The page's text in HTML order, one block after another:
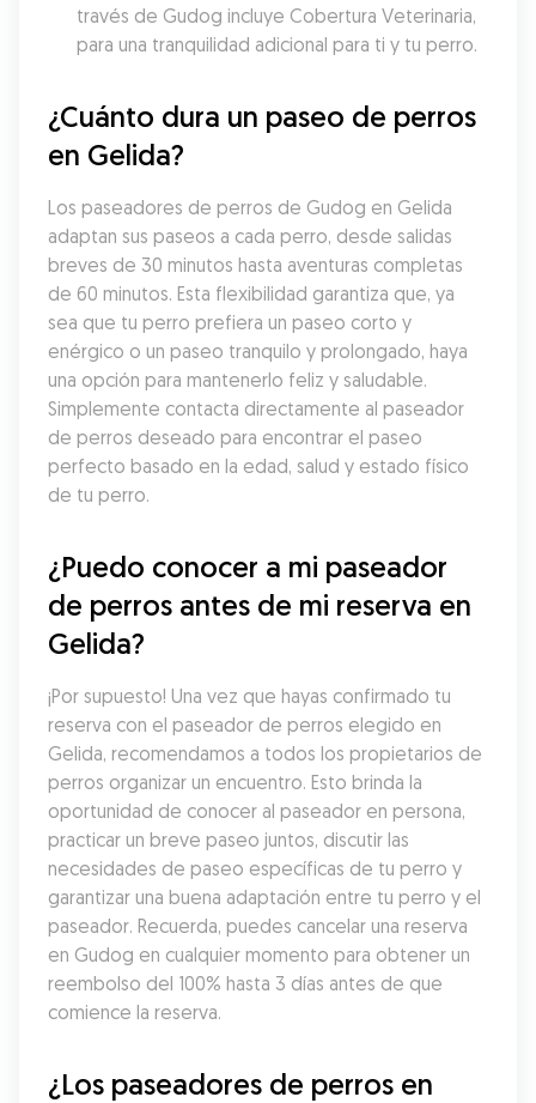
través de Gudog incluye Cobertura Veterinaria,
para una tranquilidad adicional para ti y tu perro.
¿Cuánto dura un paseo de perros
en Gelida?
Los paseadores de perros de Gudog en Gelida
adaptan sus paseos a cada perro, desde salidas
breves de 30 minutos hasta aventuras completas
de 60 minutos. Esta flexibilidad garantiza que, ya
sea que tu perro prefiera un paseo corto y
enérgico o un paseo tranquilo y prolongado, haya
una opción para mantenerlo feliz y saludable.
Simplemente contacta directamente al paseador
de perros deseado para encontrar el paseo
perfecto basado en la edad, salud y estado físico
de tu perro.
¿Puedo conocer a mi paseador
de perros antes de mi reserva en
Gelida?
¡Por supuesto! Una vez que hayas confirmado tu
reserva con el paseador de perros elegido en
Gelida, recomendamos a todos los propietarios de
perros organizar un encuentro. Esto brinda la
oportunidad de conocer al paseador en persona,
practicar un breve paseo juntos, discutir las
necesidades de paseo específicas de tu perro y
garantizar una buena adaptación entre tu perro y el
paseador. Recuerda, puedes cancelar una reserva
en Gudog en cualquier momento para obtener un
reembolso del 100% hasta 3 días antes de que
comience la reserva.
¿Los paseadores de perros en